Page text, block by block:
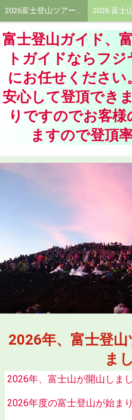
2026富士登山ツアー受付中!富士登山ツアー!プライベートガイドはフジヤマトレックツアーに
青木ケ原樹海ネイチャーツアー、洞窟探険ツアー 、樹海エコツアーならフジヤマトレックツアーに
富士登山装備品、持ち物 活動記録
会社概要 頂に想いをよせて
富士登山ガイド、
トガイドならフ
にお任せください
安心して登頂でき
りですのでお客
ますので登頂
2026年、富士登
ま
2026年、富士山が開山しまし
2026年度の富士登山が始まり